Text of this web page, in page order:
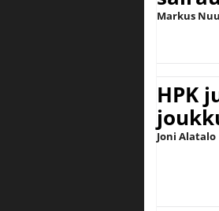
Markus
HPK
Joni Alatalo